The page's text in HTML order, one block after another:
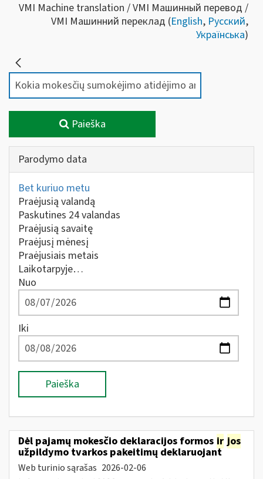
VMI Machine translation / VMI Машинный перевод /
VMI Машинний переклад (English, Русский,
Українська)
Paieška
Parodymo data
Bet kuriuo metu
Praėjusią valandą
Paskutines 24 valandas
Praėjusią savaitę
Praėjusį mėnesį
Praėjusiais metais
Laikotarpyje…
Nuo
Iki
Paieška
Dėl pajamų mokesčio deklaracijos formos ir jos
užpildymo tvarkos pakeitimų deklaruojant
Web turinio sąrašas 2026-02-06